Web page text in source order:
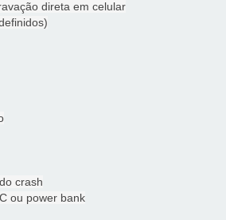
direta em celular
crash
ou power bank